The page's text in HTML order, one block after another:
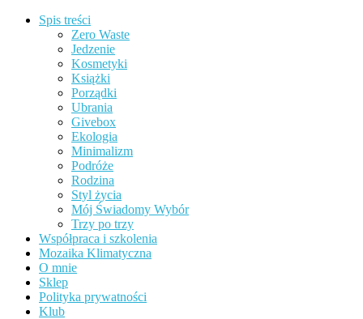
Spis treści
Zero Waste
Jedzenie
Kosmetyki
Książki
Porządki
Ubrania
Givebox
Ekologia
Minimalizm
Podróże
Rodzina
Styl życia
Mój Świadomy Wybór
Trzy po trzy
Współpraca i szkolenia
Mozaika Klimatyczna
O mnie
Sklep
Polityka prywatności
Klub